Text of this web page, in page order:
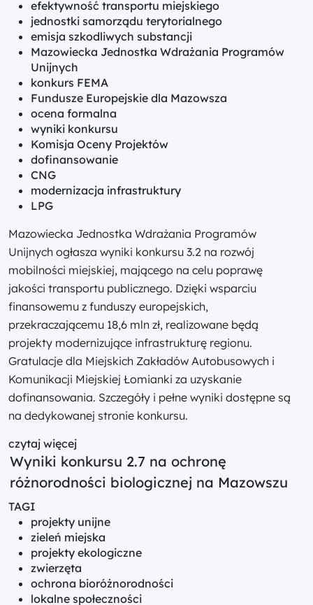
efektywność transportu miejskiego
jednostki samorządu terytorialnego
emisja szkodliwych substancji
Mazowiecka Jednostka Wdrażania Programów
Unijnych
konkurs FEMA
Fundusze Europejskie dla Mazowsza
ocena formalna
wyniki konkursu
Komisja Oceny Projektów
dofinansowanie
CNG
modernizacja infrastruktury
LPG
Mazowiecka Jednostka Wdrażania Programów
Unijnych ogłasza wyniki konkursu 3.2 na rozwój
mobilności miejskiej, mającego na celu poprawę
jakości transportu publicznego. Dzięki wsparciu
finansowemu z funduszy europejskich,
przekraczającemu 18,6 mln zł, realizowane będą
projekty modernizujące infrastrukturę regionu.
Gratulacje dla Miejskich Zakładów Autobusowych i
Komunikacji Miejskiej Łomianki za uzyskanie
dofinansowania. Szczegóły i pełne wyniki dostępne są
na dedykowanej stronie konkursu.
czytaj więcej
Wyniki konkursu 2.7 na ochronę
różnorodności biologicznej na Mazowszu
TAGI
projekty unijne
zieleń miejska
projekty ekologiczne
zwierzęta
ochrona bioróżnorodności
lokalne społeczności